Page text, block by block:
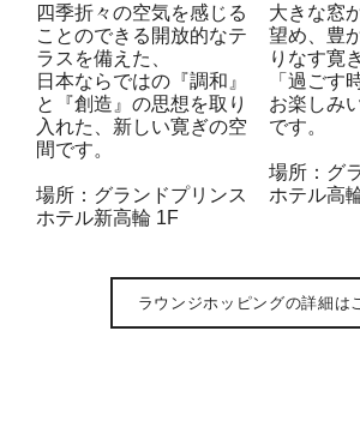
四季折々の空気を感じる
ことのできる開放的なテ
ラスを備えた、
日本ならではの『調和』
と『創造』の思想を取り
入れた、新しい寛ぎの空
間です。
場所：グランドプリンス
ホテル新高輪 1F
大きな窓
望め、豊
りなす寛
「過ごす
お楽しみ
です。
場所：グ
ホテル高
ラウンジホッピングの詳細は